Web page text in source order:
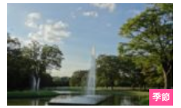
季節